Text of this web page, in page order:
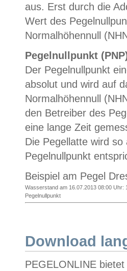
aus. Erst durch die
Wert des
Normalhöhennull
Pegelnullpunkt
Der Pegelnullpunkt
absolut und wird auf
Normalhöhennull
den Betreiber des
eine lange Zeit
Die Pegellatte wird
Pegelnullpunkt
Beispiel am Pegel
Wasserstand am 16.07.2013 08:00 Uhr:
Pegelnullpunkt
Download
PEGELONLINE